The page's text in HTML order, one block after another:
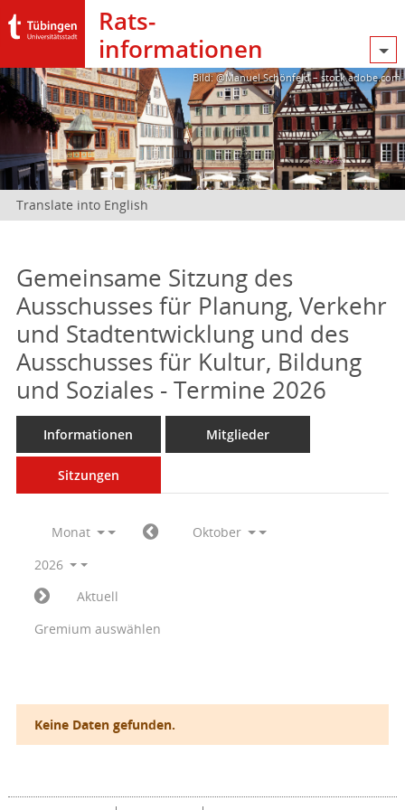
Rats­
informationen
Bild: @Manuel Schönfeld – stock.adobe.com
Translate into English
Gemeinsame Sitzung des
Ausschusses für Planung, Verkehr
und Stadtentwicklung und des
Ausschusses für Kultur, Bildung
und Soziales - Termine 2026
Informationen Mitglieder
Sitzungen
Monat
Oktober
2026
Aktuell
Gremium auswählen
Keine Daten gefunden.